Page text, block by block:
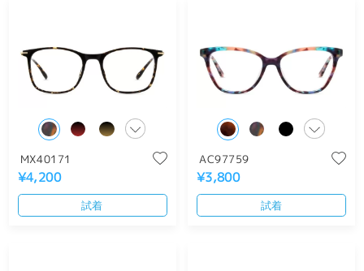
MX40171
¥4,200
試着
AC97759
¥3,800
試着